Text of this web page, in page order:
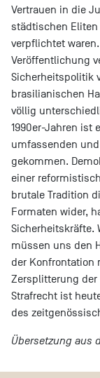
Vertrauen in die
städtischen
verpflichtet
Veröffentlichung
Sicherheitspolitik
brasilianischen
völlig
1990er-Jahren ist
umfassenden
gekommen.
einer
brutale Tradition
Formaten wider,
Sicherheitskräfte.
müssen uns den
der Konfrontation
Zersplitterung der
Strafrecht ist
des
Übersetzung aus